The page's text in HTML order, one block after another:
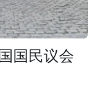
国民议会